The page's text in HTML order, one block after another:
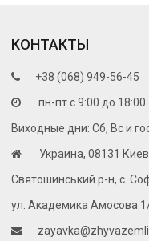
КОНТАКТЫ
+38 (068) 949-56-45
пн-пт c 9:00 до 18:00
Виходные дни: Сб, Вс и
Украина, 08131
Святошинський р-н, с.
ул. Академика Амосова